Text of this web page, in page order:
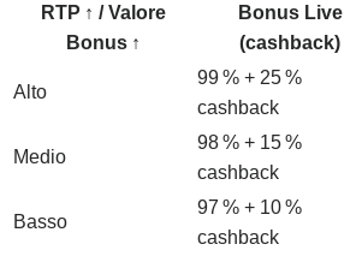
RTP ↑ / Valore
Bonus ↑
Bonus Live
(cashback)
Alto
99 % + 25 %
cashback
Medio
98 % + 15 %
cashback
Basso
97 % + 10 %
cashback